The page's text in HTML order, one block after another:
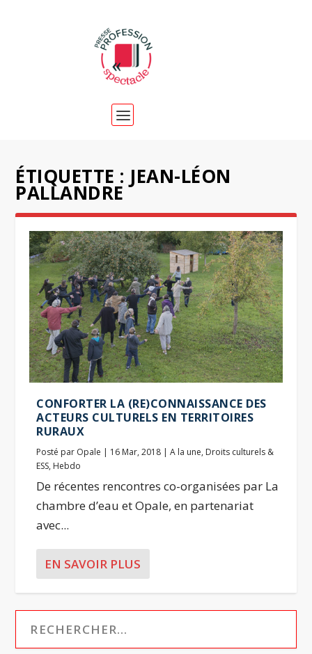
ÉTIQUETTE : JEAN-LÉON
PALLANDRE
CONFORTER LA (RE)CONNAISSANCE DES
ACTEURS CULTURELS EN TERRITOIRES
RURAUX
Posté par Opale | 16 Mar, 2018 |A la une, Droits culturels &
ESS, Hebdo
De récentes rencontres co-organisées par La
chambre d’eau et Opale, en partenariat
avec...
EN SAVOIR PLUS